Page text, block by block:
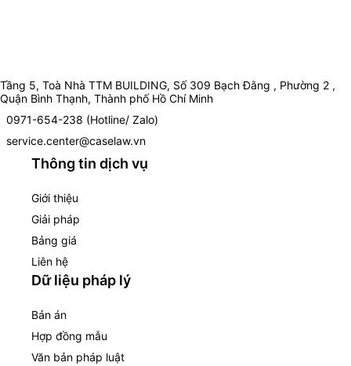
Tầng 5, Toà Nhà TTM BUILDING, Số 309 Bạch Đằng , Phường 2 ,
Quận Bình Thạnh, Thành phố Hồ Chí Minh
0971-654-238 (Hotline/ Zalo)
service.center@caselaw.vn
Thông tin dịch vụ
Giới thiệu
Giải pháp
Bảng giá
Liên hệ
Dữ liệu pháp lý
Bản án
Hợp đồng mẫu
Văn bản pháp luật